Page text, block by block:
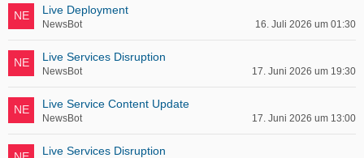
Live Deployment
NewsBot 16. Juli 2026 um 01:30
Live Services Disruption
NewsBot 17. Juni 2026 um 19:30
Live Service Content Update
NewsBot 17. Juni 2026 um 13:00
Live Services Disruption